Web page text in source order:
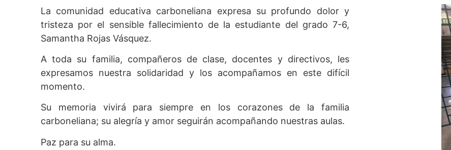
La comunidad educativa carboneliana expresa su profundo dolor y
tristeza por el sensible fallecimiento de la estudiante del grado 7-6,
Samantha Rojas Vásquez.
A toda su familia, compañeros de clase, docentes y directivos, les
expresamos nuestra solidaridad y los acompañamos en este difícil
momento.
Su memoria vivirá para siempre en los corazones de la familia
carboneliana; su alegría y amor seguirán acompañando nuestras aulas.
Paz para su alma.